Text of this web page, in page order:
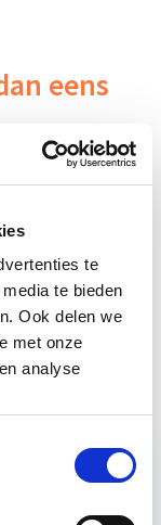
te
te bieden
Ook delen we
met onze
analyse
eens
ma 14 sep
wo 9 sep
wo 7